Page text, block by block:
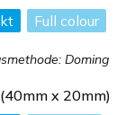
Full colour
Doming
x 20mm)